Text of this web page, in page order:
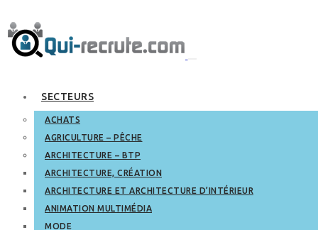
SECTEURS
ACHATS
AGRICULTURE – PÊCHE
ARCHITECTURE – BTP
ARCHITECTURE, CRÉATION
ARCHITECTURE ET ARCHITECTURE D’INTÉRIEUR
ANIMATION MULTIMÉDIA
MODE